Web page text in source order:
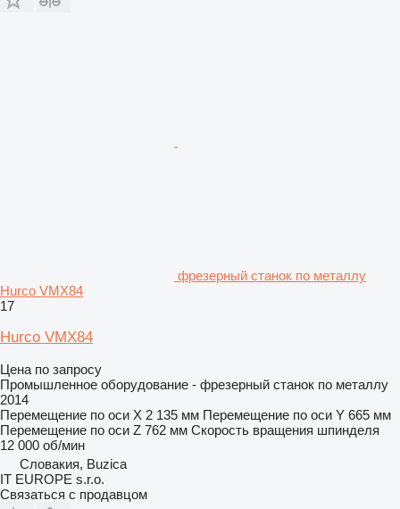
фрезерный станок по металлу
Hurco VMX84
17
Hurco VMX84
Цена по запросу
Промышленное оборудование - фрезерный станок по металлу
2014
Перемещение по оси X 2 135 мм Перемещение по оси Y 665 мм
Перемещение по оси Z 762 мм Скорость вращения шпинделя
12 000 об/мин
Словакия, Buzica
IT EUROPE s.r.o.
Связаться с продавцом